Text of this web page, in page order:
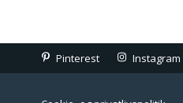
Pinterest Instagram